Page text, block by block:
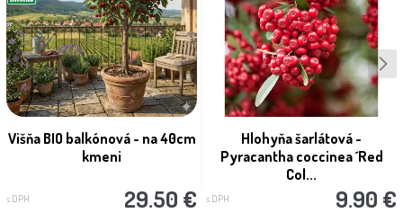
Višňa BIO balkónová - na 40cm
kmeni
s DPH 29.50 €
Hlohyňa šarlátová -
Pyracantha coccinea ´Red
Col...
s DPH 9.90 €